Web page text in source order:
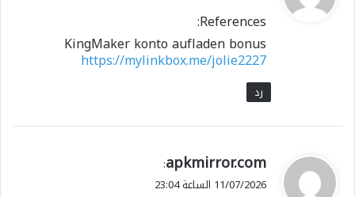
ل
References:
KingMaker konto aufladen bonus
https://mylinkbox.me/jolie2227
رد
ي
ق
apkmirror.com
:
11/07/2026 الساعة 23:04